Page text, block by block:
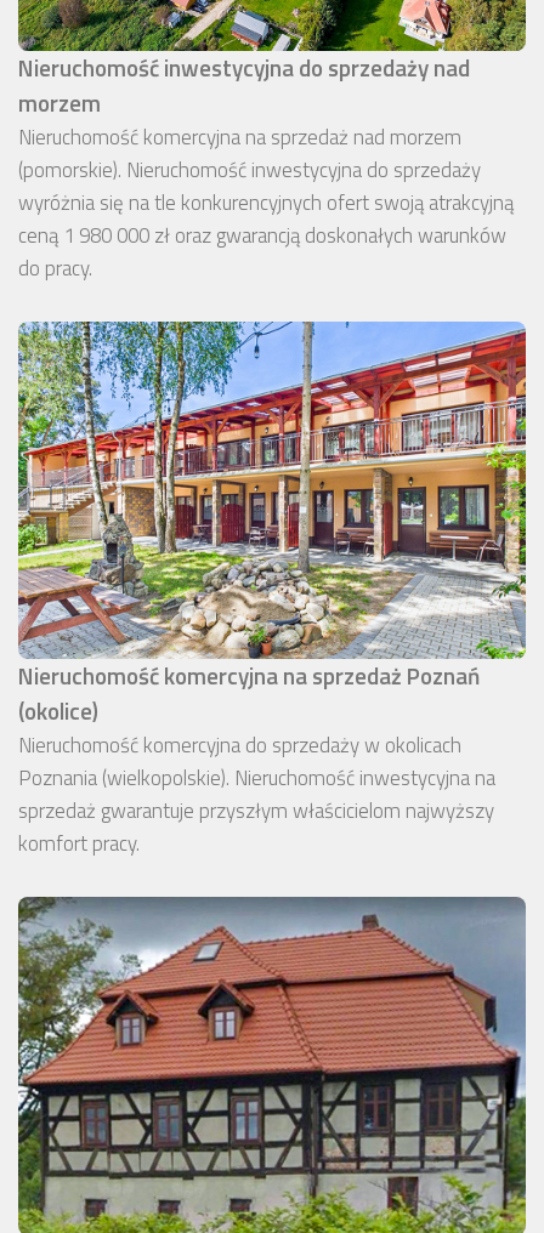
Nieruchomość inwestycyjna do sprzedaży nad
morzem
Nieruchomość komercyjna na sprzedaż nad morzem
(pomorskie). Nieruchomość inwestycyjna do sprzedaży
wyróżnia się na tle konkurencyjnych ofert swoją atrakcyjną
ceną 1 980 000 zł oraz gwarancją doskonałych warunków
do pracy.
Nieruchomość komercyjna na sprzedaż Poznań
(okolice)
Nieruchomość komercyjna do sprzedaży w okolicach
Poznania (wielkopolskie). Nieruchomość inwestycyjna na
sprzedaż gwarantuje przyszłym właścicielom najwyższy
komfort pracy.